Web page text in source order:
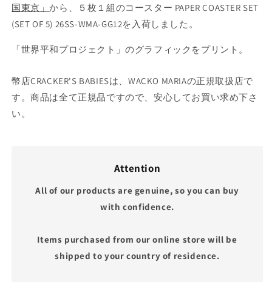
国東京」から、
５枚１組のコースター PAPER COASTER SET
(SET OF 5) 26SS-WMA-GG12を入荷しました。
「世界平和プロジェクト」のグラフィックをプリント。
幣店CRACKER'S BABIESは、WACKO MARIAの正規取扱店で
す。商品は全て正規品ですので、安心してお買い求め下さ
い。
Attention
All of our products are genuine, so you can buy
with confidence.
Items purchased from our online store will be
shipped to your country of residence.